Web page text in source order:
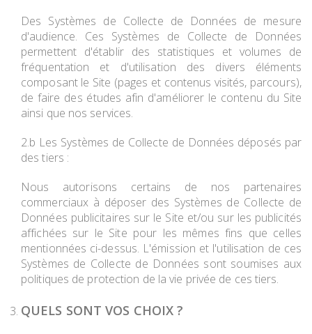
Des Systèmes de Collecte de Données de mesure
d'audience. Ces Systèmes de Collecte de Données
permettent d'établir des statistiques et volumes de
fréquentation et d'utilisation des divers éléments
composant le Site (pages et contenus visités, parcours),
de faire des études afin d'améliorer le contenu du Site
ainsi que nos services.
2.b Les Systèmes de Collecte de Données déposés par
des tiers :
Nous autorisons certains de nos partenaires
commerciaux à déposer des Systèmes de Collecte de
Données publicitaires sur le Site et/ou sur les publicités
affichées sur le Site pour les mêmes fins que celles
mentionnées ci-dessus. L'émission et l'utilisation de ces
Systèmes de Collecte de Données sont soumises aux
politiques de protection de la vie privée de ces tiers.
QUELS SONT VOS CHOIX ?